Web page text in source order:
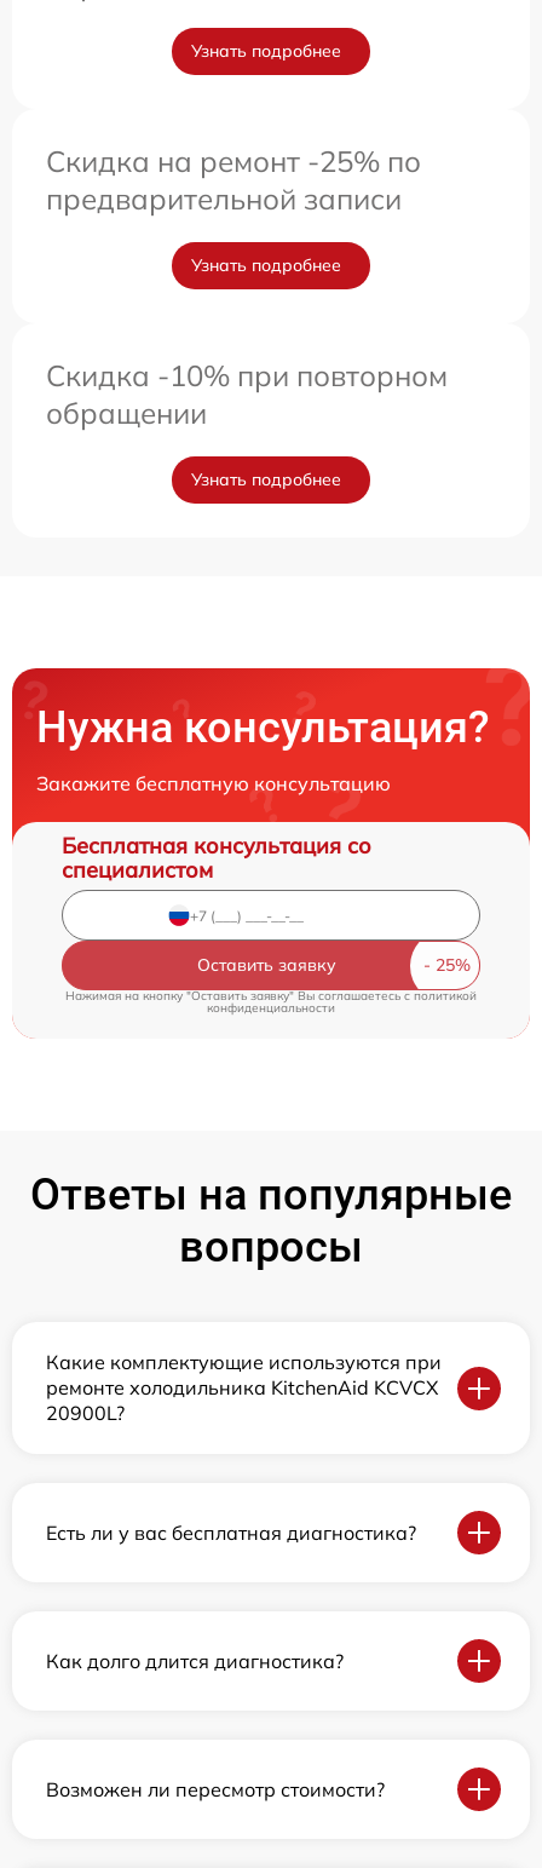
Узнать подробнее
Скидка на ремонт -25% по
предварительной записи
Узнать подробнее
Скидка -10% при повторном
обращении
Узнать подробнее
Нужна консультация?
Закажите бесплатную консультацию
Бесплатная консультация со
специалистом
Оставить заявку
Нажимая на кнопку "Оставить заявку" Вы соглашаетесь cполитикой
конфиденциальности
Ответы на популярные
вопросы
Какие комплектующие используются при
ремонте холодильника KitchenAid KCVCX
20900L?
Есть ли у вас бесплатная диагностика?
Как долго длится диагностика?
Возможен ли пересмотр стоимости?